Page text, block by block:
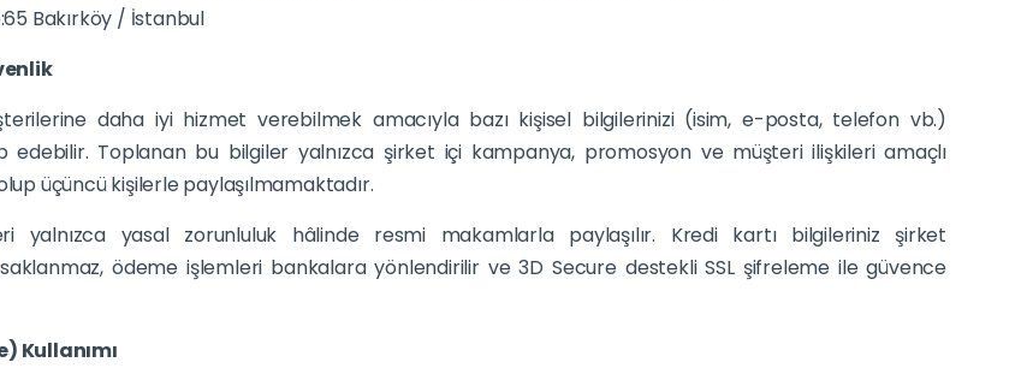
Bakırköy / İstanbul
daha iyi hizmet verebilmek amacıyla bazı kişisel bilgilerinizi (isim, e-posta, telefon vb.)
edebilir. Toplanan bu bilgiler yalnızca şirket içi kampanya, promosyon ve müşteri ilişkileri amaçlı
üçüncü kişilerle paylaşılmamaktadır.
yalnızca yasal zorunluluk hâlinde resmi makamlarla paylaşılır. Kredi kartı bilgileriniz şirket
ödeme işlemleri bankalara yönlendirilir ve 3D Secure destekli SSL şifreleme ile güvence
Kullanımı